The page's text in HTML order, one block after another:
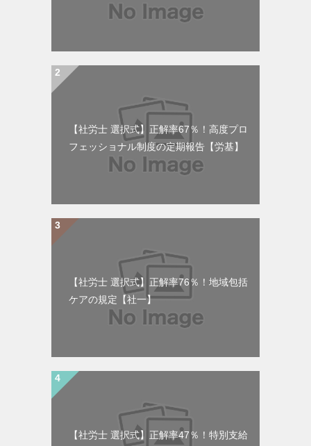
【社労士 選択式】正解率67％！高度プロ
フェッショナル制度の定期報告【労基】
【社労士 選択式】正解率76％！地域包括
ケアの規定【社一】
【社労士 選択式】正解率47％！特別支給